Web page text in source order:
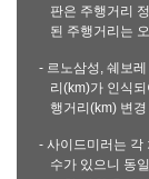
판은 주행거리
된 주행거리는
- 르노삼성, 쉐보
리(km)가 인식
행거리(km) 변
- 사이드미러는 각
수가 있으니 동